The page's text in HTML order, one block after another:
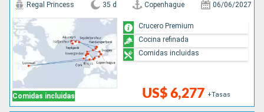
Comidas incluidas
Regal Princess 35 d Copenhague 06/06/2027
US$ 6,277 +Tasas
Crucero Premium
Cocina refinada
Comidas incluidas